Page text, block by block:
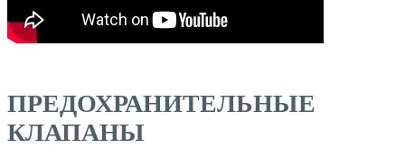
ПРЕДОХРАНИТЕЛЬНЫЕ
КЛАПАНЫ